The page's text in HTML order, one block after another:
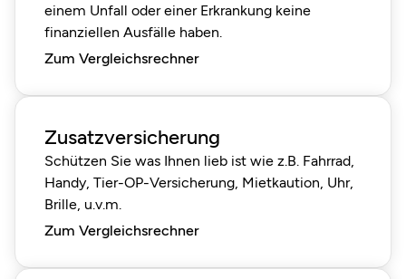
einem Unfall oder einer Erkrankung keine
finanziellen Ausfälle haben.
Zum Vergleichsrechner
Zusatzversicherung
Schützen Sie was Ihnen lieb ist wie z.B. Fahrrad,
Handy, Tier-OP-Versicherung, Mietkaution, Uhr,
Brille, u.v.m.
Zum Vergleichsrechner